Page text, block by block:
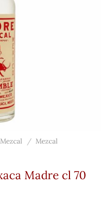
Mezcal / Mezcal
Madre cl 70